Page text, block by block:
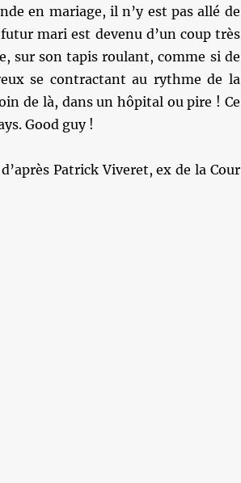
en mariage, il n’y est pas allé de
mari est devenu d’un coup très
sur son tapis roulant, comme si de
se contractant au rythme de la
de là, dans un hôpital ou pire ! Ce
Good guy !
Patrick Viveret, ex de la Cour